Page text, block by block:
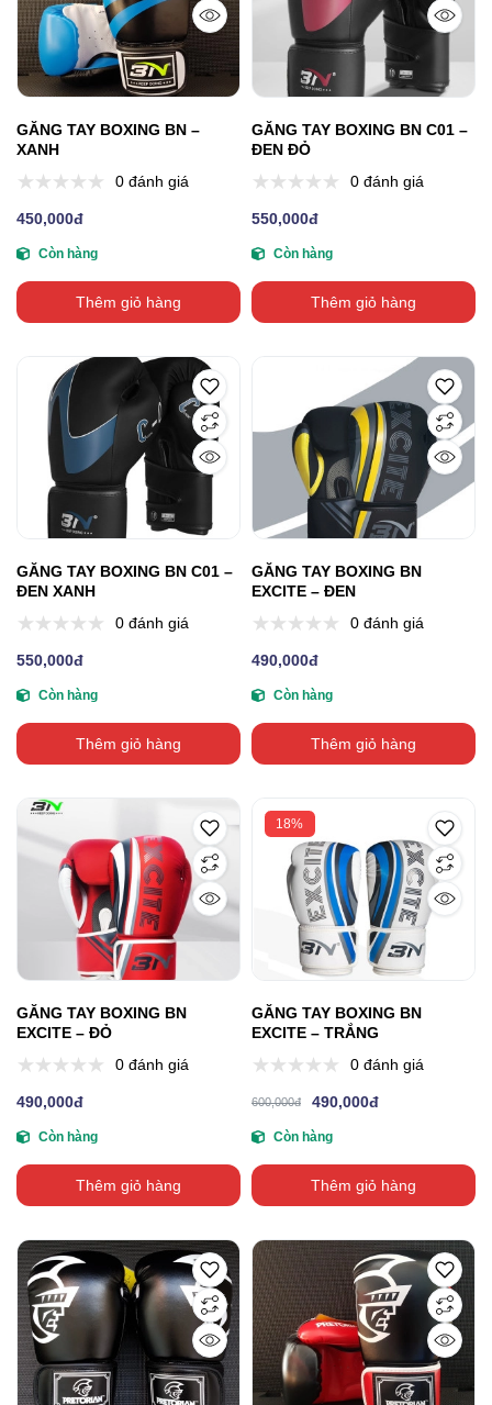
GĂNG TAY BOXING BN –
XANH
0 đánh giá
450,000đ
Còn hàng
Thêm giỏ hàng
GĂNG TAY BOXING BN C01 –
ĐEN ĐỎ
0 đánh giá
550,000đ
Còn hàng
Thêm giỏ hàng
GĂNG TAY BOXING BN C01 –
ĐEN XANH
0 đánh giá
550,000đ
Còn hàng
Thêm giỏ hàng
GĂNG TAY BOXING BN
EXCITE – ĐEN
0 đánh giá
490,000đ
Còn hàng
Thêm giỏ hàng
GĂNG TAY BOXING BN
EXCITE – ĐỎ
0 đánh giá
490,000đ
Còn hàng
Thêm giỏ hàng
18%
GĂNG TAY BOXING BN
EXCITE – TRẮNG
0 đánh giá
600,000đ 490,000đ
Còn hàng
Thêm giỏ hàng